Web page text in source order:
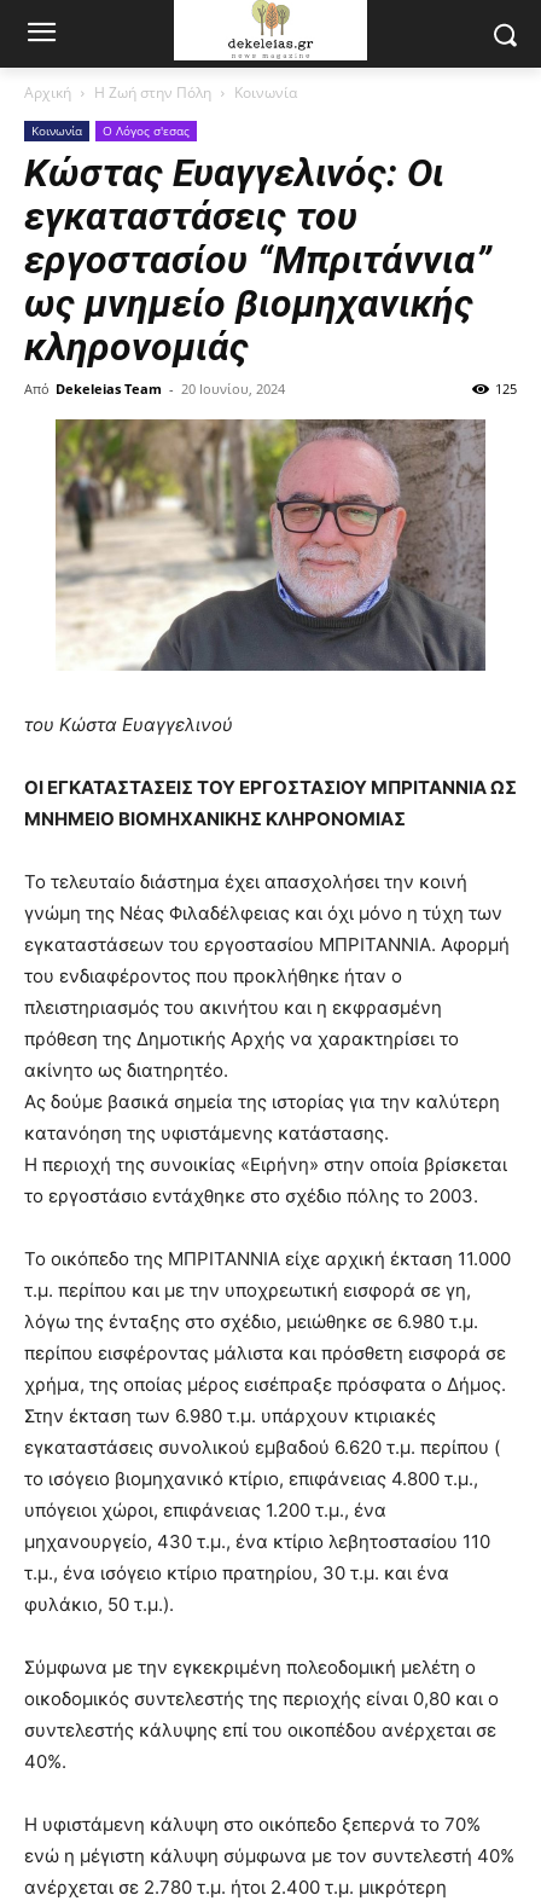
Αρχική Η Ζωή στην Πόλη Κοινωνία
Κοινωνία Ο Λόγος σ'εσας
Κώστας Ευαγγελινός: Οι
εγκαταστάσεις του
εργοστασίου “Μπριτάννια”
ως μνημείο βιομηχανικής
κληρονομιάς
Από Dekeleias Team - 20 Ιουνίου, 2024 125
του Κώστα Ευαγγελινού
ΟΙ ΕΓΚΑΤΑΣΤΑΣΕΙΣ ΤΟΥ ΕΡΓΟΣΤΑΣΙΟΥ ΜΠΡΙΤΑΝΝΙΑ ΩΣ
ΜΝΗΜΕΙΟ ΒΙΟΜΗΧΑΝΙΚΗΣ ΚΛΗΡΟΝΟΜΙΑΣ
Το τελευταίο διάστημα έχει απασχολήσει την κοινή
γνώμη της Νέας Φιλαδέλφειας και όχι μόνο η τύχη των
εγκαταστάσεων του εργοστασίου ΜΠΡΙΤΑΝΝΙΑ. Αφορμή
του ενδιαφέροντος που προκλήθηκε ήταν ο
πλειστηριασμός του ακινήτου και η εκφρασμένη
πρόθεση της Δημοτικής Αρχής να χαρακτηρίσει το
ακίνητο ως διατηρητέο.
Ας δούμε βασικά σημεία της ιστορίας για την καλύτερη
κατανόηση της υφιστάμενης κατάστασης.
Η περιοχή της συνοικίας «Ειρήνη» στην οποία βρίσκεται
το εργοστάσιο εντάχθηκε στο σχέδιο πόλης το 2003.
Το οικόπεδο της ΜΠΡΙΤΑΝΝΙΑ είχε αρχική έκταση 11.000
τ.μ. περίπου και με την υποχρεωτική εισφορά σε γη,
λόγω της ένταξης στο σχέδιο, μειώθηκε σε 6.980 τ.μ.
περίπου εισφέροντας μάλιστα και πρόσθετη εισφορά σε
χρήμα, της οποίας μέρος εισέπραξε πρόσφατα ο Δήμος.
Στην έκταση των 6.980 τ.μ. υπάρχουν κτιριακές
εγκαταστάσεις συνολικού εμβαδού 6.620 τ.μ. περίπου (
το ισόγειο βιομηχανικό κτίριο, επιφάνειας 4.800 τ.μ.,
υπόγειοι χώροι, επιφάνειας 1.200 τ.μ., ένα
μηχανουργείο, 430 τ.μ., ένα κτίριο λεβητοστασίου 110
τ.μ., ένα ισόγειο κτίριο πρατηρίου, 30 τ.μ. και ένα
φυλάκιο, 50 τ.μ.).
Σύμφωνα με την εγκεκριμένη πολεοδομική μελέτη ο
οικοδομικός συντελεστής της περιοχής είναι 0,80 και ο
συντελεστής κάλυψης επί του οικοπέδου ανέρχεται σε
40%.
Η υφιστάμενη κάλυψη στο οικόπεδο ξεπερνά το 70%
ενώ η μέγιστη κάλυψη σύμφωνα με τον συντελεστή 40%
ανέρχεται σε 2.780 τ.μ. ήτοι 2.400 τ.μ. μικρότερη